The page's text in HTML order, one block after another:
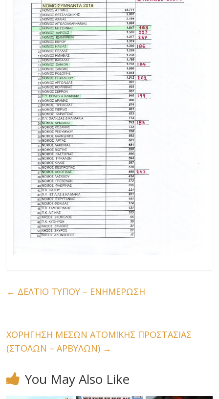
← ΔΕΛΤΙΟ ΤΥΠΟΥ – ΕΝΗΜΕΡΩΣΗ
ΧΟΡΗΓΗΣΗ ΜΕΣΩΝ ΑΤΟΜΙΚΗΣ ΠΡΟΣΤΑΣΙΑΣ
(ΣΤΟΛΩΝ – ΑΡΒΥΛΩΝ) →
You May Also Like